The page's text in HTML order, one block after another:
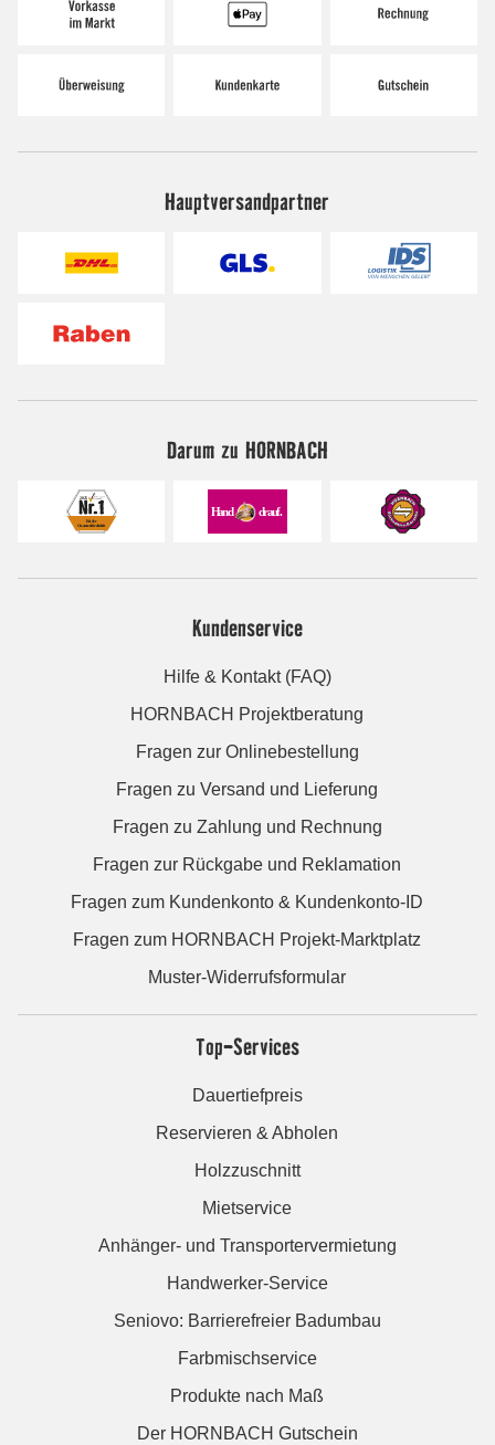
Hauptversandpartner
Darum zu HORNBACH
Kundenservice
Hilfe & Kontakt (FAQ)
HORNBACH Projektberatung
Fragen zur Onlinebestellung
Fragen zu Versand und Lieferung
Fragen zu Zahlung und Rechnung
Fragen zur Rückgabe und Reklamation
Fragen zum Kundenkonto & Kundenkonto-ID
Fragen zum HORNBACH Projekt-Marktplatz
Muster-Widerrufsformular
Top-Services
Dauertiefpreis
Reservieren & Abholen
Holzzuschnitt
Mietservice
Anhänger- und Transportervermietung
Handwerker-Service
Seniovo: Barrierefreier Badumbau
Farbmischservice
Produkte nach Maß
Der HORNBACH Gutschein